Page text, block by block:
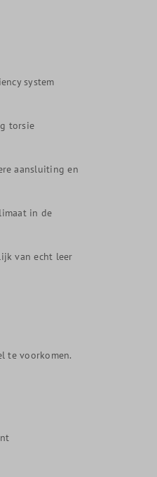
system
torsie
aansluiting en
in de
van echt leer
te voorkomen.